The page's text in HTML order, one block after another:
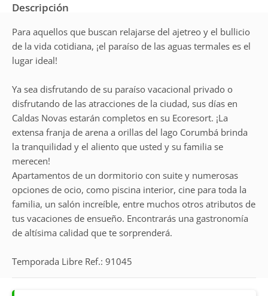
Descripción
Para aquellos que buscan relajarse del ajetreo y el bullicio
de la vida cotidiana, ¡el paraíso de las aguas termales es el
lugar ideal!
Ya sea disfrutando de su paraíso vacacional privado o
disfrutando de las atracciones de la ciudad, sus días en
Caldas Novas estarán completos en su Ecoresort. ¡La
extensa franja de arena a orillas del lago Corumbá brinda
la tranquilidad y el aliento que usted y su familia se
merecen!
Apartamentos de un dormitorio con suite y numerosas
opciones de ocio, como piscina interior, cine para toda la
familia, un salón increíble, entre muchos otros atributos de
tus vacaciones de ensueño. Encontrarás una gastronomía
de altísima calidad que te sorprenderá.
Temporada Libre Ref.: 91045